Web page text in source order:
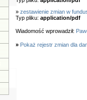
» zestawienie zmian w
Typ pliku: application/pdf
Wiadomość wprowadził:
» Pokaż rejestr zmian dla